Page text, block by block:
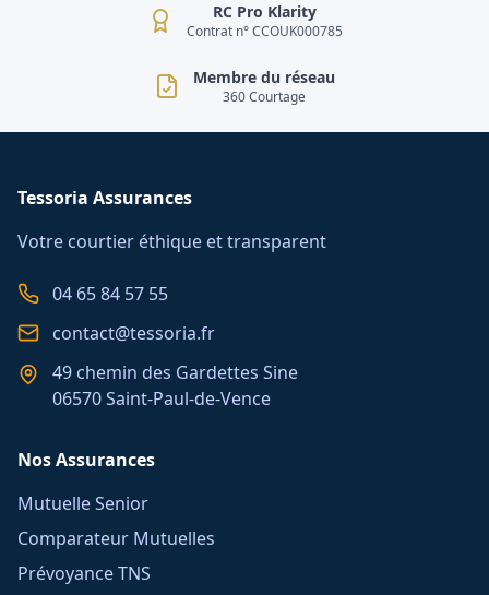
RC Pro Klarity
Contrat n° CCOUK000785
Membre du réseau
360 Courtage
Tessoria Assurances
Votre courtier éthique et transparent
04 65 84 57 55
contact@tessoria.fr
49 chemin des Gardettes Sine
06570 Saint-Paul-de-Vence
Nos Assurances
Mutuelle Senior
Comparateur Mutuelles
Prévoyance TNS